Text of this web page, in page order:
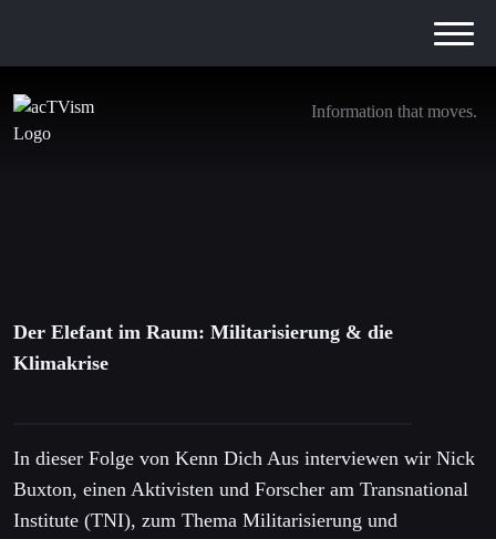
Information that moves.
Der Elefant im Raum: Militarisierung & die
Der Elefant im Raum: Militarisierung & die
Klimakrise
In dieser Folge von Kenn Dich Aus interviewen wir Nick
Buxton, einen Aktivisten und Forscher am Transnational
Institute (TNI), zum Thema Militarisierung und